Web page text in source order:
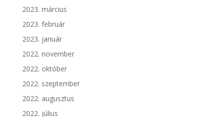
2023. március
2023. február
2023. január
2022. november
2022. október
2022. szeptember
2022. augusztus
2022. július